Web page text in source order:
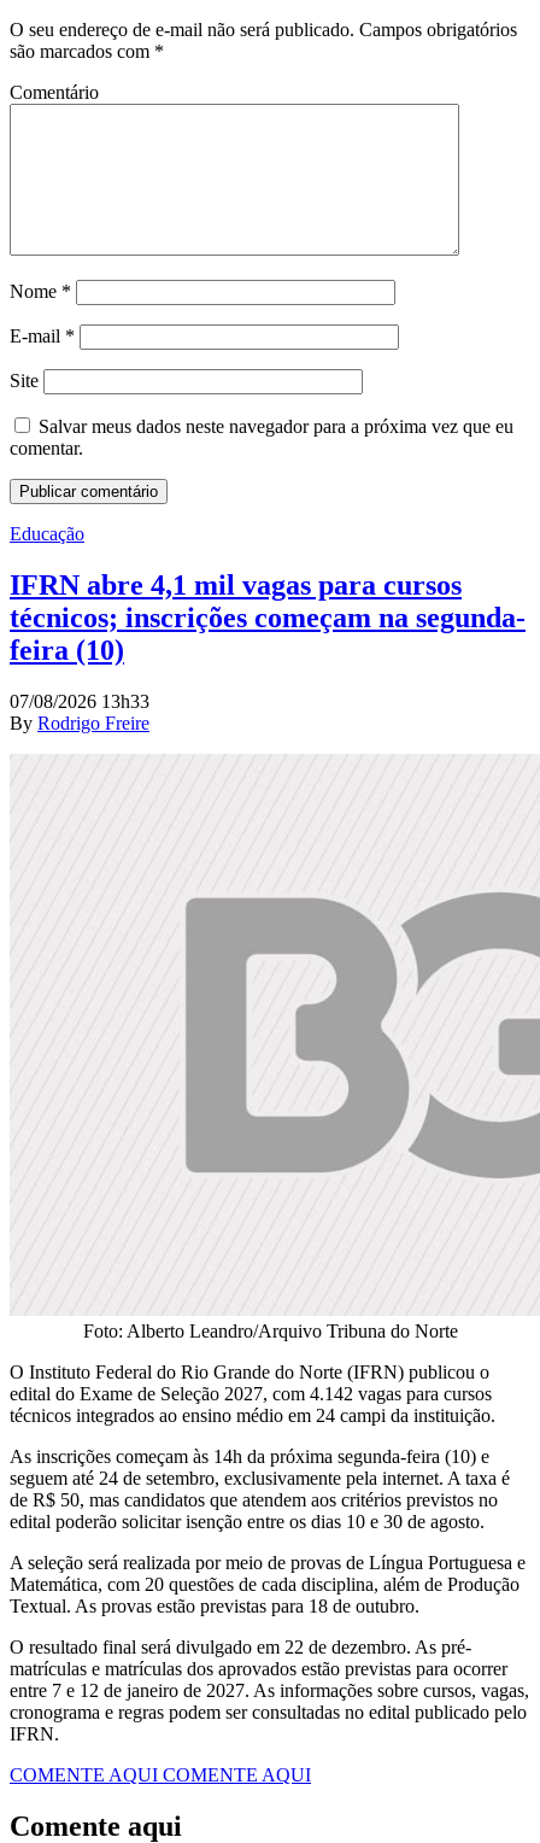
O seu endereço de e-mail não será publicado. Campos obrigatórios
são marcados com *
Comentário
Nome *
E-mail *
Site
Salvar meus dados neste navegador para a próxima vez que eu
comentar.
Educação
IFRN abre 4,1 mil vagas para cursos
técnicos; inscrições começam na segunda-
feira (10)
07/08/2026 13h33
By Rodrigo Freire
Foto: Alberto Leandro/Arquivo Tribuna do Norte
O Instituto Federal do Rio Grande do Norte (IFRN) publicou o
edital do Exame de Seleção 2027, com 4.142 vagas para cursos
técnicos integrados ao ensino médio em 24 campi da instituição.
As inscrições começam às 14h da próxima segunda-feira (10) e
seguem até 24 de setembro, exclusivamente pela internet. A taxa é
de R$ 50, mas candidatos que atendem aos critérios previstos no
edital poderão solicitar isenção entre os dias 10 e 30 de agosto.
A seleção será realizada por meio de provas de Língua Portuguesa e
Matemática, com 20 questões de cada disciplina, além de Produção
Textual. As provas estão previstas para 18 de outubro.
O resultado final será divulgado em 22 de dezembro. As pré-
matrículas e matrículas dos aprovados estão previstas para ocorrer
entre 7 e 12 de janeiro de 2027. As informações sobre cursos, vagas,
cronograma e regras podem ser consultadas no edital publicado pelo
IFRN.
COMENTE AQUI COMENTE AQUI
Comente aqui